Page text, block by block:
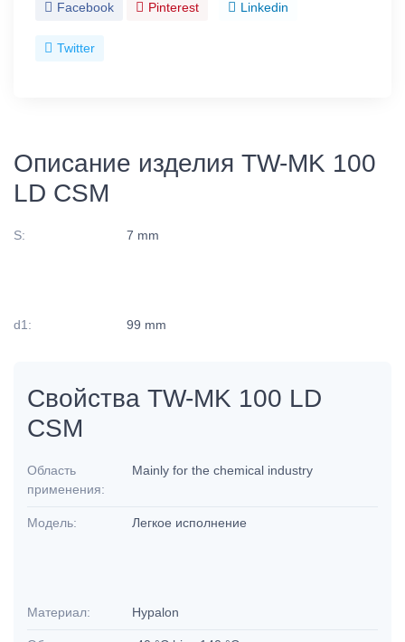
Facebook Pinterest Linkedin
Twitter
Описание изделия TW-MK 100
LD CSM
S: 7 mm
d1: 99 mm
Свойства TW-MK 100 LD
CSM
Область
применения:
Mainly for the chemical industry
Модель: Легкое исполнение
Материал: Hypalon